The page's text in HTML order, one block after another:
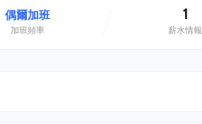
偶爾加班
加班頻率
1
薪水情報